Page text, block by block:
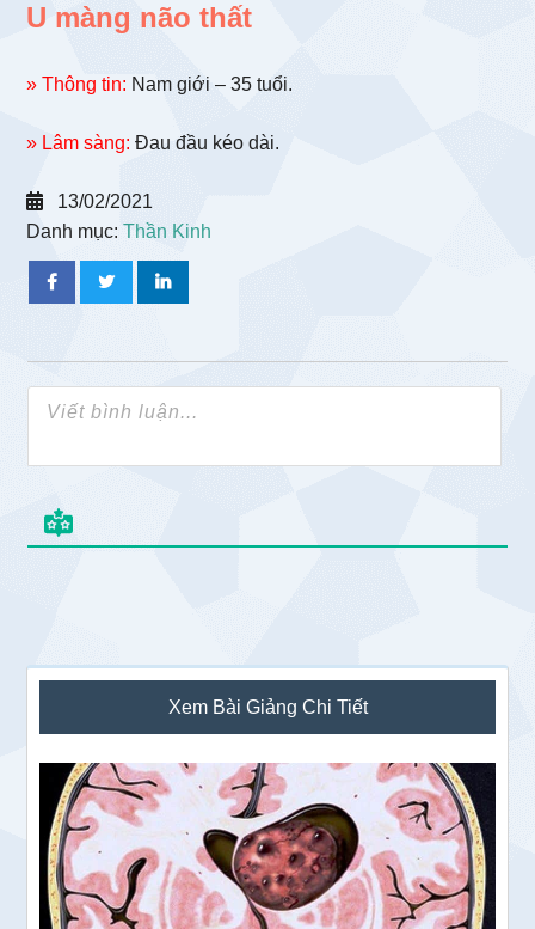
U màng não thất
» Thông tin: Nam giới – 35 tuổi.
» Lâm sàng: Đau đầu kéo dài.
13/02/2021
Danh mục:Thần Kinh
Sidebar
chính
Xem Bài Giảng Chi Tiết